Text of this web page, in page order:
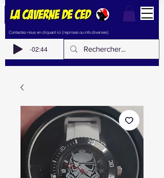
Contactez-nous en cliquant ici (reprises ou info diverses)
-02:44